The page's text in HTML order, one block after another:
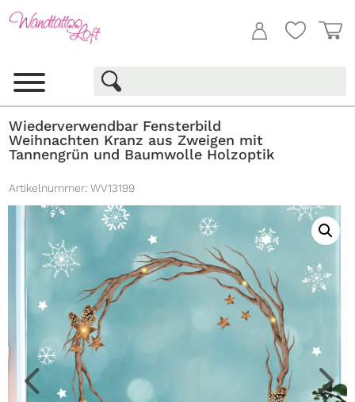
Wiederverwendbar Fensterbild
Weihnachten Kranz aus Zweigen mit
Tannengrün und Baumwolle Holzoptik
Artikelnummer: WV13199